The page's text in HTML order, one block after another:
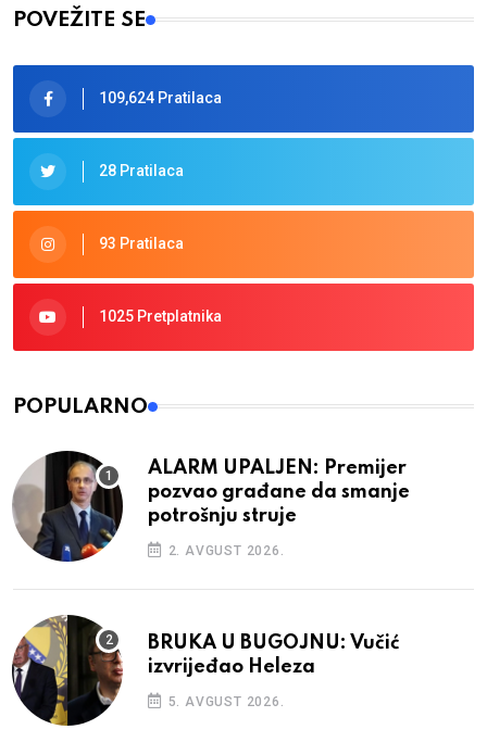
POVEŽITE SE
109,624 Pratilaca
28 Pratilaca
93 Pratilaca
1025 Pretplatnika
POPULARNO
ALARM UPALJEN: Premijer
pozvao građane da smanje
potrošnju struje
2. AVGUST 2026.
BRUKA U BUGOJNU: Vučić
izvrijeđao Heleza
5. AVGUST 2026.